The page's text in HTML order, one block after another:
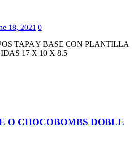
18, 2021 0
TAPA Y BASE CON PLANTILLA
17 X 10 X 8.5
O CHOCOBOMBS DOBLE